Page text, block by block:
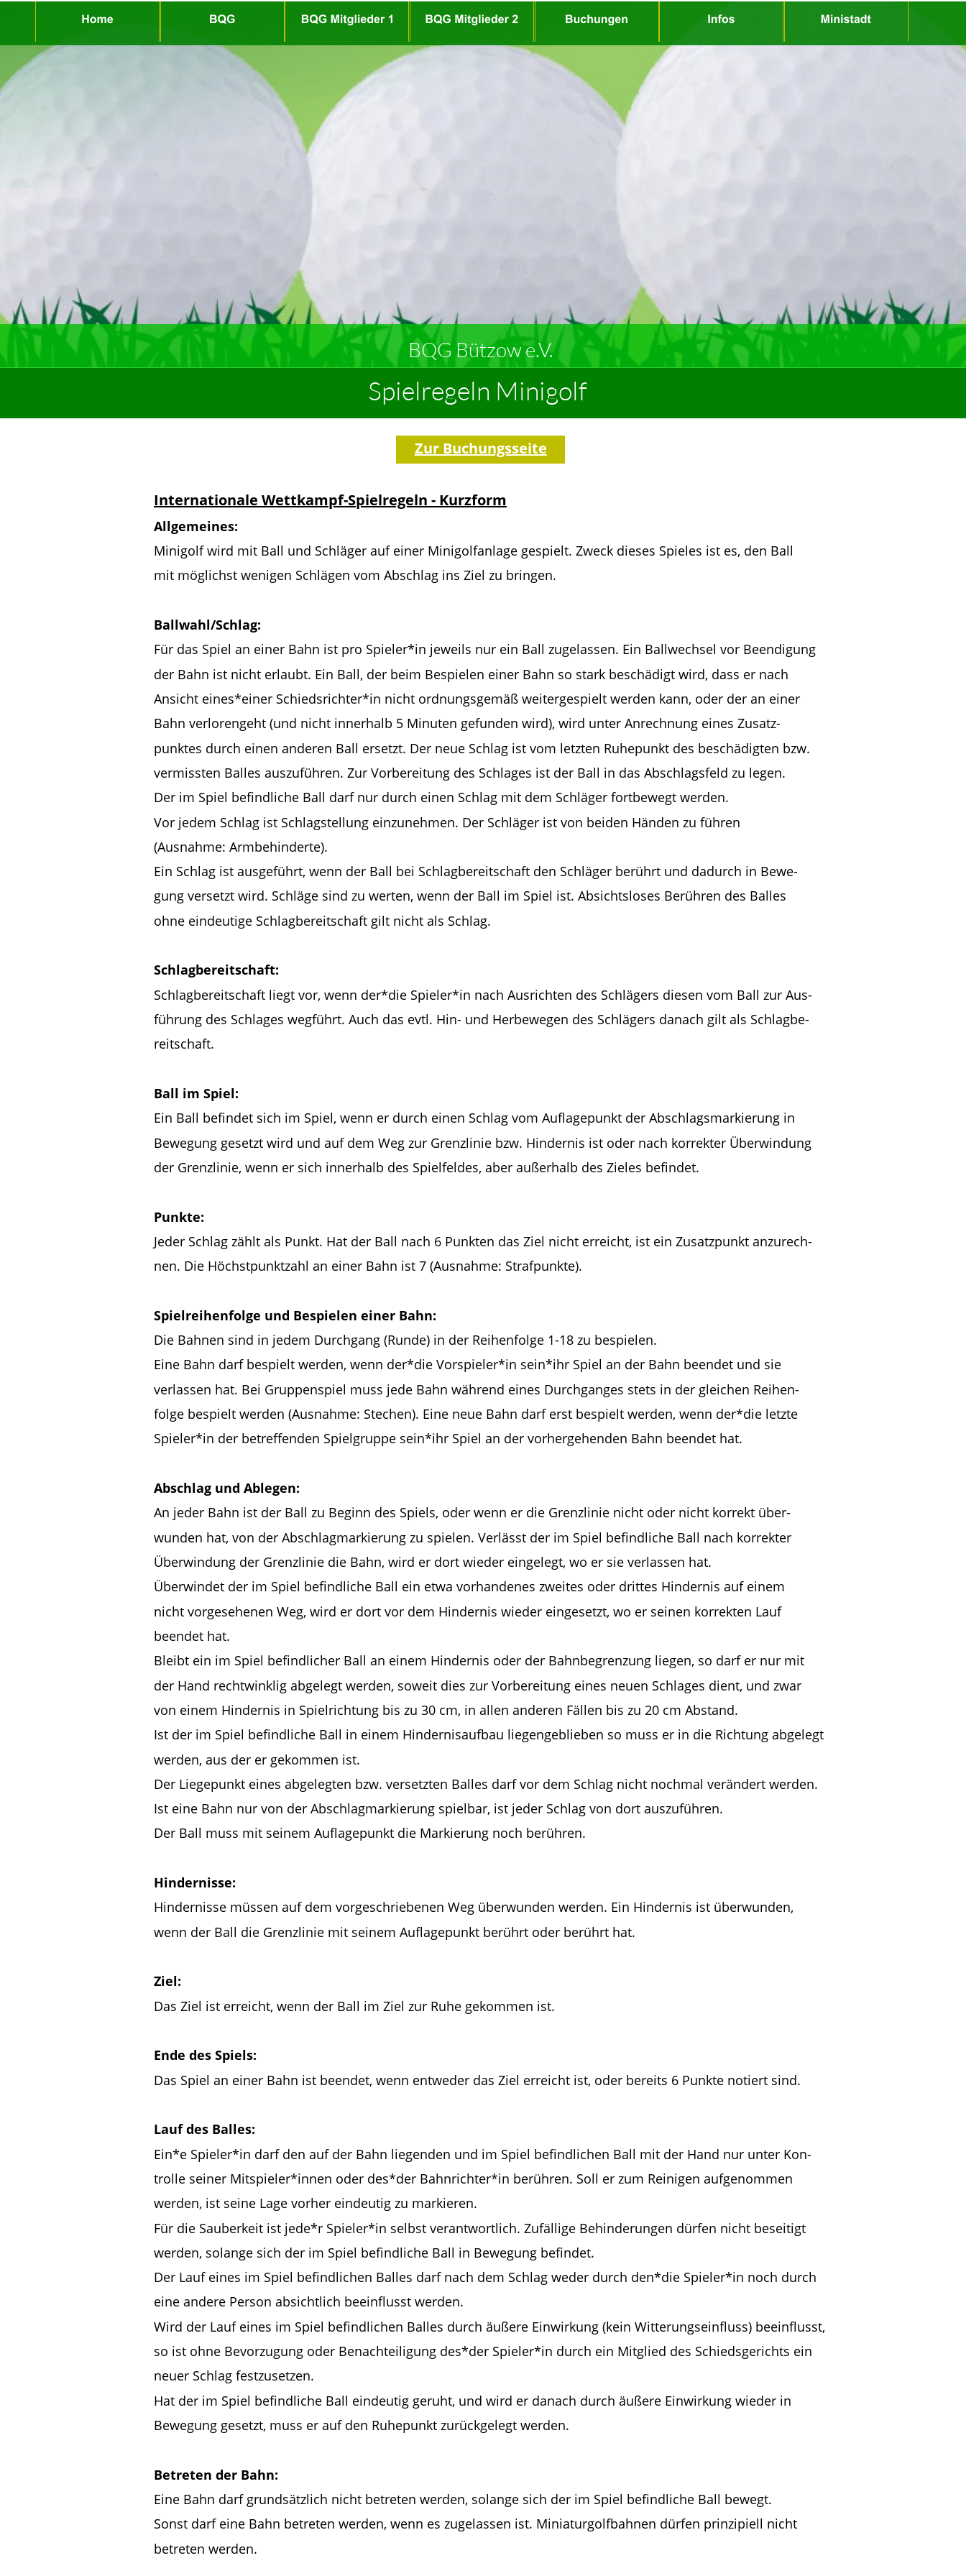
Spielregeln Minigolf
BQG Bützow e.V.
Zur Buchungsseite
Internationale Wettkampf-Spielregeln - Kurzform
Allgemeines:
Minigolf wird mit Ball und Schläger auf einer Minigolfanlage gespielt. Zweck dieses Spieles ist es, den Ball
mit möglichst wenigen Schlägen vom Abschlag ins Ziel zu bringen.
Ballwahl/Schlag:
Für das Spiel an einer Bahn ist pro Spieler*in jeweils nur ein Ball zugelassen. Ein Ballwechsel vor Beendigung
der Bahn ist nicht erlaubt. Ein Ball, der beim Bespielen einer Bahn so stark beschädigt wird, dass er nach
Ansicht eines*einer Schiedsrichter*in nicht ordnungsgemäß weitergespielt werden kann, oder der an einer
Bahn verlorengeht (und nicht innerhalb 5 Minuten gefunden wird), wird unter Anrechnung eines Zusatz-
punktes durch einen anderen Ball ersetzt. Der neue Schlag ist vom letzten Ruhepunkt des beschädigten bzw.
vermissten Balles auszuführen. Zur Vorbereitung des Schlages ist der Ball in das Abschlagsfeld zu legen.
Der im Spiel befindliche Ball darf nur durch einen Schlag mit dem Schläger fortbewegt werden.
Vor jedem Schlag ist Schlagstellung einzunehmen. Der Schläger ist von beiden Händen zu führen
(Ausnahme: Armbehinderte).
Ein Schlag ist ausgeführt, wenn der Ball bei Schlagbereitschaft den Schläger berührt und dadurch in Bewe-
gung versetzt wird. Schläge sind zu werten, wenn der Ball im Spiel ist. Absichtsloses Berühren des Balles
ohne eindeutige Schlagbereitschaft gilt nicht als Schlag.
Schlagbereitschaft:
Schlagbereitschaft liegt vor, wenn der*die Spieler*in nach Ausrichten des Schlägers diesen vom Ball zur Aus-
führung des Schlages wegführt. Auch das evtl. Hin- und Herbewegen des Schlägers danach gilt als Schlagbe-
reitschaft.
Ball im Spiel:
Ein Ball befindet sich im Spiel, wenn er durch einen Schlag vom Auflagepunkt der Abschlagsmarkierung in
Bewegung gesetzt wird und auf dem Weg zur Grenzlinie bzw. Hindernis ist oder nach korrekter Überwindung
der Grenzlinie, wenn er sich innerhalb des Spielfeldes, aber außerhalb des Zieles befindet.
Punkte:
Jeder Schlag zählt als Punkt. Hat der Ball nach 6 Punkten das Ziel nicht erreicht, ist ein Zusatzpunkt anzurech-
nen. Die Höchstpunktzahl an einer Bahn ist 7 (Ausnahme: Strafpunkte).
Spielreihenfolge und Bespielen einer Bahn:
Die Bahnen sind in jedem Durchgang (Runde) in der Reihenfolge 1-18 zu bespielen.
Eine Bahn darf bespielt werden, wenn der*die Vorspieler*in sein*ihr Spiel an der Bahn beendet und sie
verlassen hat. Bei Gruppenspiel muss jede Bahn während eines Durchganges stets in der gleichen Reihen-
folge bespielt werden (Ausnahme: Stechen). Eine neue Bahn darf erst bespielt werden, wenn der*die letzte
Spieler*in der betreffenden Spielgruppe sein*ihr Spiel an der vorhergehenden Bahn beendet hat.
Abschlag und Ablegen:
An jeder Bahn ist der Ball zu Beginn des Spiels, oder wenn er die Grenzlinie nicht oder nicht korrekt über-
wunden hat, von der Abschlagmarkierung zu spielen. Verlässt der im Spiel befindliche Ball nach korrekter
Überwindung der Grenzlinie die Bahn, wird er dort wieder eingelegt, wo er sie verlassen hat.
Überwindet der im Spiel befindliche Ball ein etwa vorhandenes zweites oder drittes Hindernis auf einem
nicht vorgesehenen Weg, wird er dort vor dem Hindernis wieder eingesetzt, wo er seinen korrekten Lauf
beendet hat.
Bleibt ein im Spiel befindlicher Ball an einem Hindernis oder der Bahnbegrenzung liegen, so darf er nur mit
der Hand rechtwinklig abgelegt werden, soweit dies zur Vorbereitung eines neuen Schlages dient, und zwar
von einem Hindernis in Spielrichtung bis zu 30 cm, in allen anderen Fällen bis zu 20 cm Abstand.
Ist der im Spiel befindliche Ball in einem Hindernisaufbau liegengeblieben so muss er in die Richtung abgelegt
werden, aus der er gekommen ist.
Der Liegepunkt eines abgelegten bzw. versetzten Balles darf vor dem Schlag nicht nochmal verändert werden.
Ist eine Bahn nur von der Abschlagmarkierung spielbar, ist jeder Schlag von dort auszuführen.
Der Ball muss mit seinem Auflagepunkt die Markierung noch berühren.
Hindernisse:
Hindernisse müssen auf dem vorgeschriebenen Weg überwunden werden. Ein Hindernis ist überwunden,
wenn der Ball die Grenzlinie mit seinem Auflagepunkt berührt oder berührt hat.
Ziel:
Das Ziel ist erreicht, wenn der Ball im Ziel zur Ruhe gekommen ist.
Ende des Spiels:
Das Spiel an einer Bahn ist beendet, wenn entweder das Ziel erreicht ist, oder bereits 6 Punkte notiert sind.
Lauf des Balles:
Ein*e Spieler*in darf den auf der Bahn liegenden und im Spiel befindlichen Ball mit der Hand nur unter Kon-
trolle seiner Mitspieler*innen oder des*der Bahnrichter*in berühren. Soll er zum Reinigen aufgenommen
werden, ist seine Lage vorher eindeutig zu markieren.
Für die Sauberkeit ist jede*r Spieler*in selbst verantwortlich. Zufällige Behinderungen dürfen nicht beseitigt
werden, solange sich der im Spiel befindliche Ball in Bewegung befindet.
Der Lauf eines im Spiel befindlichen Balles darf nach dem Schlag weder durch den*die Spieler*in noch durch
eine andere Person absichtlich beeinflusst werden.
Wird der Lauf eines im Spiel befindlichen Balles durch äußere Einwirkung (kein Witterungseinfluss) beeinflusst,
so ist ohne Bevorzugung oder Benachteiligung des*der Spieler*in durch ein Mitglied des Schiedsgerichts ein
neuer Schlag festzusetzen.
Hat der im Spiel befindliche Ball eindeutig geruht, und wird er danach durch äußere Einwirkung wieder in
Bewegung gesetzt, muss er auf den Ruhepunkt zurückgelegt werden.
Betreten der Bahn:
Eine Bahn darf grundsätzlich nicht betreten werden, solange sich der im Spiel befindliche Ball bewegt.
Sonst darf eine Bahn betreten werden, wenn es zugelassen ist. Miniaturgolfbahnen dürfen prinzipiell nicht
betreten werden.